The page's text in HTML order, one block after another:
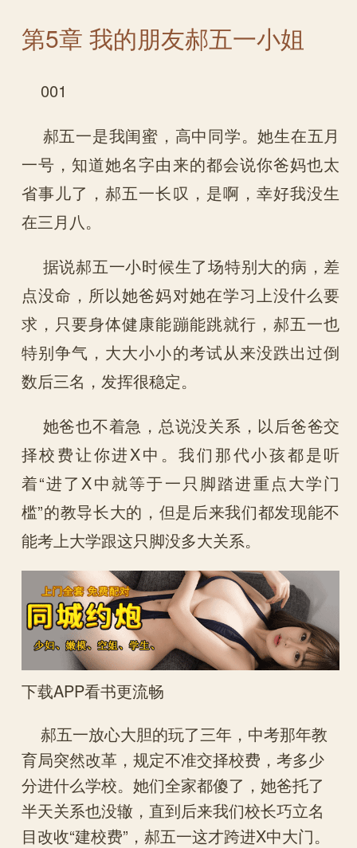
第5章 我的朋友郝五一小姐
001
郝五一是我闺蜜，高中同学。她生在五月
一号，知道她名字由来的都会说你爸妈也太
省事儿了，郝五一长叹，是啊，幸好我没生
在三月八。
据说郝五一小时候生了场特别大的病，差
点没命，所以她爸妈对她在学习上没什么要
求，只要身体健康能蹦能跳就行，郝五一也
特别争气，大大小小的考试从来没跌出过倒
数后三名，发挥很稳定。
她爸也不着急，总说没关系，以后爸爸交
择校费让你进X中。我们那代小孩都是听
着“进了X中就等于一只脚踏进重点大学门
槛”的教导长大的，但是后来我们都发现能不
能考上大学跟这只脚没多大关系。
下载APP看书更流畅
郝五一放心大胆的玩了三年，中考那年教
育局突然改革，规定不准交择校费，考多少
分进什么学校。她们全家都傻了，她爸托了
半天关系也没辙，直到后来我们校长巧立名
目改收“建校费”，郝五一这才跨进X中大门。